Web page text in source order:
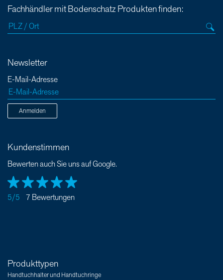
Fachhändler mit Bodenschatz Produkten finden:
Newsletter
E-Mail-Adresse
Anmelden
Kundenstimmen
Bewerten auch Sie uns auf Google.
5/5 7 Bewertungen
Produkttypen
Handtuchhalter und Handtuchringe